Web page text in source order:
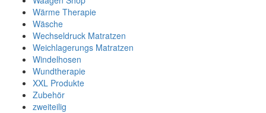
Wärme Therapie
Wäsche
Wechseldruck Matratzen
Weichlagerungs Matratzen
Windelhosen
Wundtherapie
XXL Produkte
Zubehör
zweiteilig